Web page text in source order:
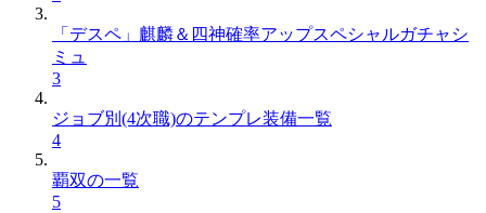
「デスペ」麒麟＆四神確率アップスペシャルガチャシ
ミュ
3
ジョブ別(4次職)のテンプレ装備一覧
4
覇双の一覧
5